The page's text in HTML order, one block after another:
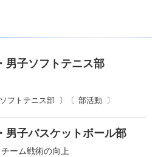
フトテニス部 部活動
男子ソフトテニス部
男子バスケットボール部
ーム戦術の向上